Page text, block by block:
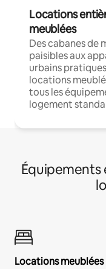
Locations
meublées
Des cabanes de
paisibles aux
urbains
locations
tous les
logement
Équipements
Locations meublées